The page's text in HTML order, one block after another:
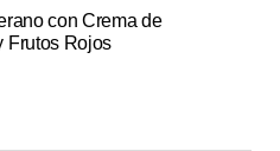
con Crema de
Frutos Rojos